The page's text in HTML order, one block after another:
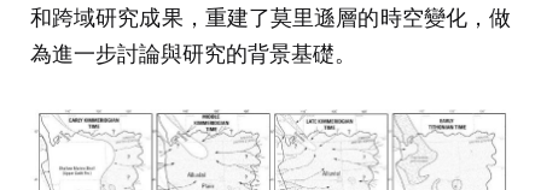
和跨域研究成果，重建了莫里遜層的時空變化，做
為進一步討論與研究的背景基礎。